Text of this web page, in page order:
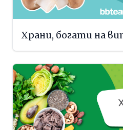
Храни, богати на